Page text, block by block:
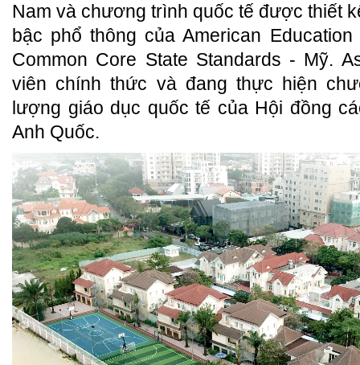
Nam và chương trình quốc tế được thiết
bậc phổ thông của American
Common Core State Standards - Mỹ.
viên chính thức và đang thực hiện
lượng giáo dục quốc tế của Hội đồng
Anh Quốc.